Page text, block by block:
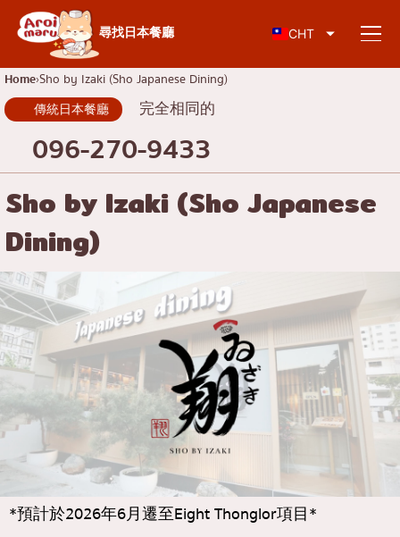
尋找日本餐廳 CHT
日本料理
尋找餐廳
依食物類型搜尋
壽司
拉麵
居酒屋
日式烤肉/烤肉
豬排蓋飯/炸豬排
涮涮鍋/壽喜燒
日式咖哩
日式烤雞肉串
蕎麥麵/烏龍麵
按地區搜尋
查倫克倫
吞武里
暹
通羅
完全相同的
彭彭
阿索克
知識專欄
特別文章
KOL推薦的文章
HomeSho by Izaki (Sho Japanese Dining)
傳統日本餐廳 完全相同的
096-270-9433
Sho by Izaki (Sho Japanese
Dining)
*預計於2026年6月遷至Eight Thonglor項目*